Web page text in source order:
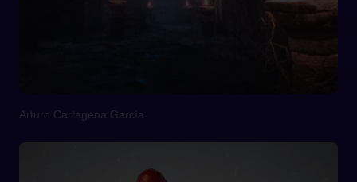
Arturo Cartagena García